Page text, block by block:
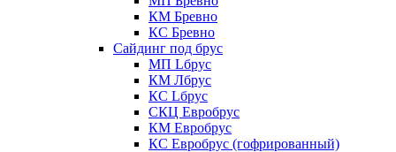
КМ Бревно
КС Бревно
Сайдинг под брус
МП Lбрус
КМ Лбрус
КС Lбрус
СКЦ Евробрус
КМ Евробрус
КС Евробрус (гофрированный)